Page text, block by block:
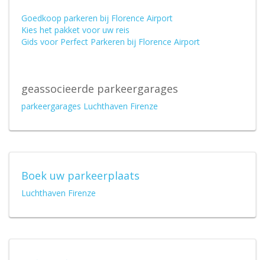
Goedkoop parkeren bij Florence Airport
Kies het pakket voor uw reis
Gids voor Perfect Parkeren bij Florence Airport
geassocieerde parkeergarages
parkeergarages Luchthaven Firenze
Boek uw parkeerplaats
Luchthaven Firenze